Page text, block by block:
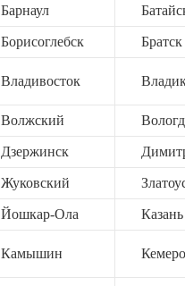
Барнаул
Борисоглебск Братск
Владивосток
Волжский
Дзержинск
Жуковский
Йошкар-Ола Казань
Камышин